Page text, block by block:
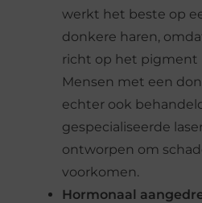
werkt het beste op
donkere haren,
richt op het pigment
Mensen met een
echter ook
gespecialiseerde
ontworpen om
voorkomen.
Hormonaal